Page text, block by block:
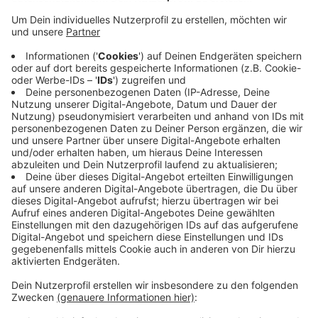
Montagabend gegen 22:30 Uhr einen schweren Unfall
gegeben. Die Fahrtrichtung Aachen war deshalb bis in
die Nacht gesperrt.
Laut Polizei waren vier Fahrzeuge beteiligt, dabei
wurden vier Menschen leicht verletzt. Außerdem hat
sich noch ein Ersthelfer beim Klettern über die
Leitplanke den Oberschenkel gebrochen, so die
Polizei.
Wegen der Bergungsarbeiten war der Abschnitt erst
ab 3:50 Uhr wieder fei. Wie es zu dem Unfall kam, ist
noch unklar.
Anzeige